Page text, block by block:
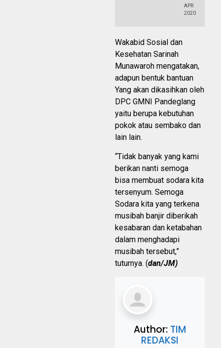
APR
2020
Wakabid Sosial dan
Kesehatan Sarinah
Munawaroh mengatakan,
adapun bentuk bantuan
Yang akan dikasihkan oleh
DPC GMNI Pandeglang
yaitu berupa kebutuhan
pokok atau sembako dan
lain lain.
“Tidak banyak yang kami
berikan nanti semoga
bisa membuat sodara kita
tersenyum. Semoga
Sodara kita yang terkena
musibah banjir diberikah
kesabaran dan ketabahan
dalam menghadapi
musibah tersebut,”
tuturnya. (dan/JM)
Author: TIM
REDAKSI